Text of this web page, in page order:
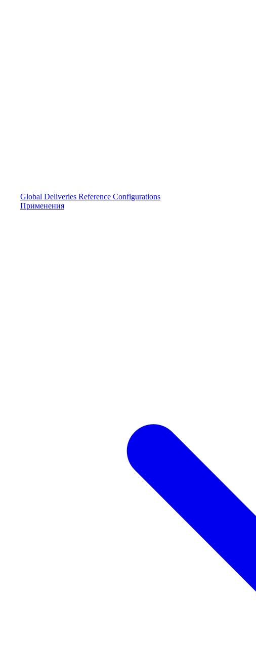
Global Deliveries Reference Configurations
Применения